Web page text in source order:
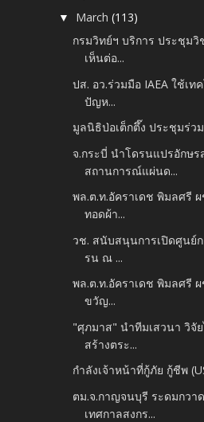
▼ March(113)
กรมวิทย์ฯ บริการ ประชุม
เห็นต่อ...
ปส. อว.ร่วมมือ IAEA ใช้เ
ปัญห...
มูลนิธิป่อเต็กตึ๊ง ประชุมร่ว
จ.กระบี่ นำโดรนแปรอักษร
สถานการณ์แผ่นด...
พล.ต.ท.อัคราเดช พิมลศรี
ทอดผ้า...
วช. สนับสนุนการเปิดศูนย์
รน ณ ...
พล.ต.ท.อัคราเดช พิมลศรี
ขวัญ...
"ศุภมาส" นำทีมเสวนา วิจั
สร้างตระ...
กำลังเจ้าหน้าที่กู้ภัย กู้ชีพ
ตม.จ.กาญจนบุรี ระดมกวา
เทศกาลสงกร...